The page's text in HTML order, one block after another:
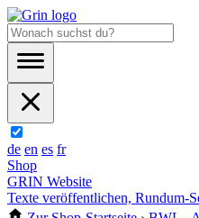
de en es fr
Shop
GRIN Website
Texte veröffentlichen, Rundum-